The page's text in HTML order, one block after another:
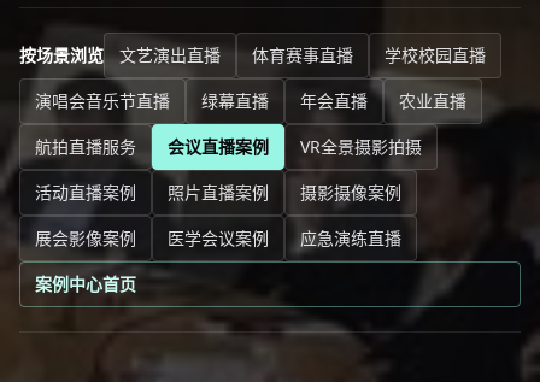
按场景浏览 文艺演出直播 体育赛事直播
学校校园直播
演唱会音乐节直播
绿幕直播 年会直播
农业直播
航拍直播服务
会议直播案例
VR全景摄影拍摄
活动直播案例
照片直播案例
摄影摄像案例
展会影像案例
医学会议案例
应急演练直播
案例中心首页